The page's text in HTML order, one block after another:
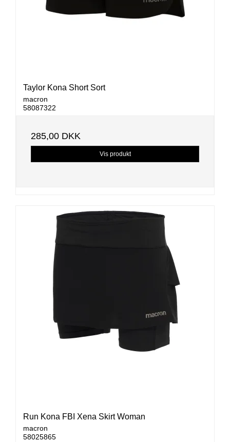
Taylor Kona Short Sort
macron
58087322
285,00 DKK
Vis produkt
Run Kona FBI Xena Skirt Woman
macron
58025865